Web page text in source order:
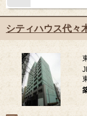
シティハウス代々